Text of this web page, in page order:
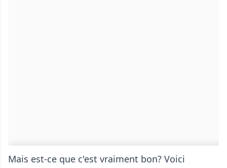
Mais est-ce que c'est vraiment bon? Voici